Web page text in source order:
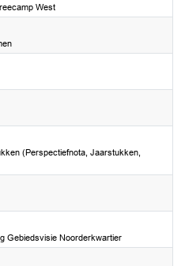
West
(Perspectiefnota, Jaarstukken,
Gebiedsvisie Noorderkwartier